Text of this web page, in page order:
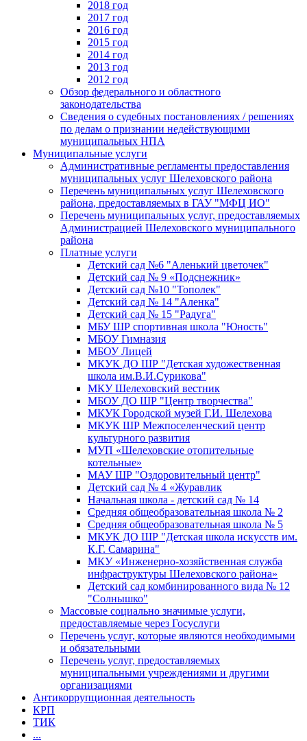
2018 год
2017 год
2016 год
2015 год
2014 год
2013 год
2012 год
Обзор федерального и областного
законодательства
Сведения о судебных постановлениях / решениях
по делам о признании недействующими
муниципальных НПА
Муниципальные услуги
Административные регламенты предоставления
муниципальных услуг Шелеховского района
Перечень муниципальных услуг Шелеховского
района, предоставляемых в ГАУ "МФЦ ИО"
Перечень муниципальных услуг, предоставляемых
Администрацией Шелеховского муниципального
района
Платные услуги
Детский сад №6 "Аленький цветочек"
Детский сад № 9 «Подснежник»
Детский сад №10 "Тополек"
Детский сад № 14 "Аленка"
Детский сад № 15 "Радуга"
МБУ ШР спортивная школа "Юность"
МБОУ Гимназия
МБОУ Лицей
МКУК ДО ШР "Детская художественная
школа им.В.И.Сурикова"
МКУ Шелеховский вестник
МБОУ ДО ШР "Центр творчества"
МКУК Городской музей Г.И. Шелехова
МКУК ШР Межпоселенческий центр
культурного развития
МУП «Шелеховские отопительные
котельные»
МАУ ШР "Оздоровительный центр"
Детский сад № 4 «Журавлик
Начальная школа - детский сад № 14
Средняя общеобразовательная школа № 2
Средняя общеобразовательная школа № 5
МКУК ДО ШР "Детская школа искусств им.
К.Г. Самарина"
МКУ «Инженерно-хозяйственная служба
инфраструктуры Шелеховского района»
Детский сад комбинированного вида № 12
"Солнышко"
Массовые социально значимые услуги,
предоставляемые через Госуслуги
Перечень услуг, которые являются необходимыми
и обязательными
Перечень услуг, предоставляемых
муниципальными учреждениями и другими
организациями
Антикоррупционная деятельность
КРП
ТИК
...